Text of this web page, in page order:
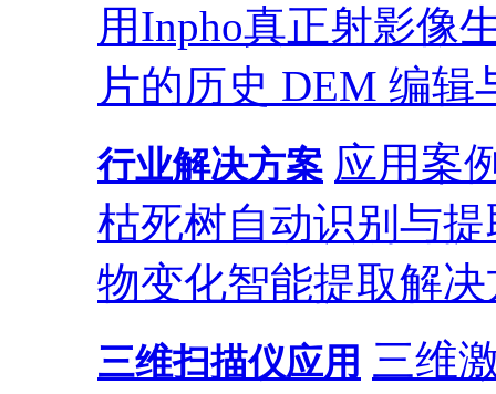
用Inpho真正射影像
片的历史 DEM 编辑
行业解决方案 应用案
枯死树自动识别与提
物变化智能提取解
三维扫描仪应用 三维